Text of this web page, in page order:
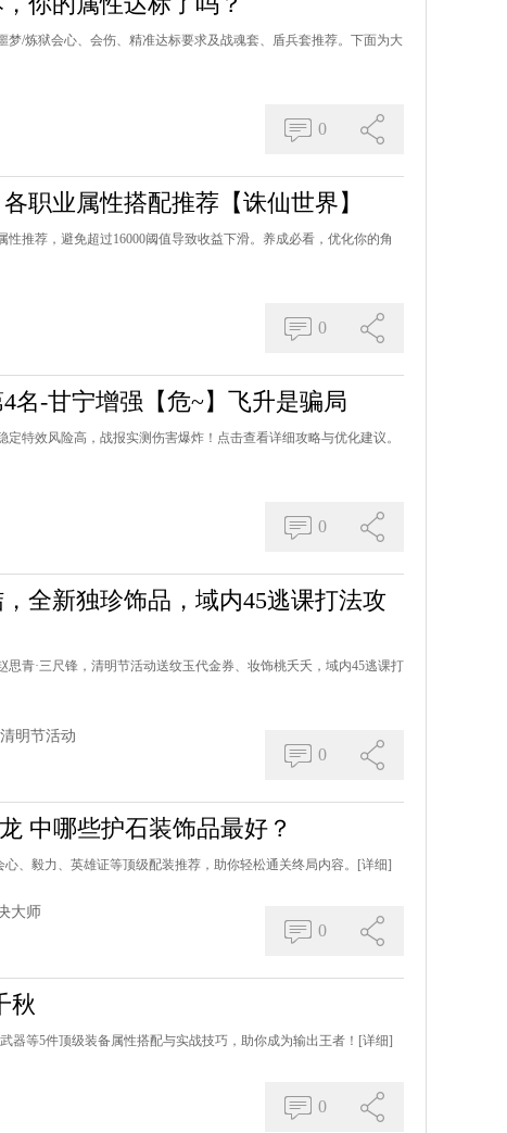
梦/炼狱会心、会伤、精准达标要求及战魂套、盾兵套推荐。下面为大
0
职业属性搭配推荐【诛仙世界】
推荐，避免超过16000阈值导致收益下滑。养成必看，优化你的角
0
名-甘宁增强【危~】飞升是骗局
特效风险高，战报实测伤害爆炸！点击查看详细攻略与优化建议。
0
全新独珍饰品，域内45逃课打法攻
思青·三尺锋，清明节活动送纹玉代金券、妆饰桃夭夭，域内45逃课打
清明节活动
0
中哪些护石装饰品最好？
、毅力、英雄证等顶级配装推荐，助你轻松通关终局内容。 [详细]
大师
0
秋
器等5件顶级装备属性搭配与实战技巧，助你成为输出王者！ [详细]
0